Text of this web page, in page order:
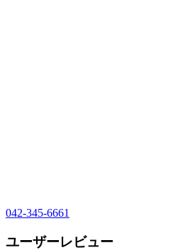
042-345-6661
ユーザーレビュー